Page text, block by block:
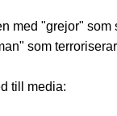
med "grejor"
som
till media: